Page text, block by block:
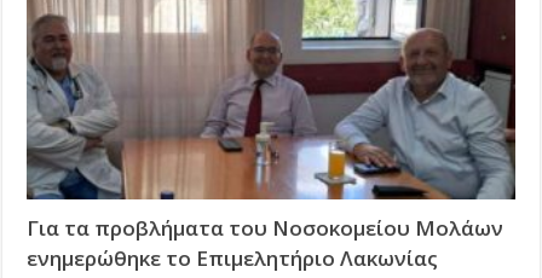
Για τα προβλήματα του Νοσοκομείου Μολάων
ενημερώθηκε το Επιμελητήριο Λακωνίας